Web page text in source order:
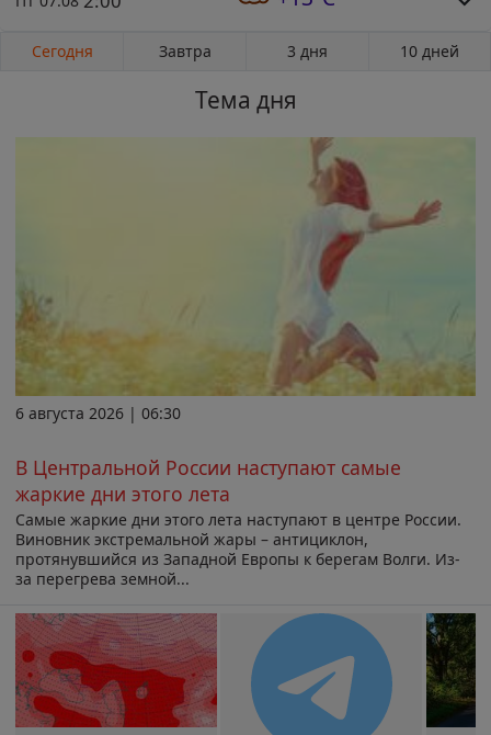
Сегодня Завтра 3 дня 10 дней
Тема дня
6 августа 2026 | 06:30
В Центральной России наступают самые
жаркие дни этого лета
Самые жаркие дни этого лета наступают в центре России.
Виновник экстремальной жары – антициклон,
протянувшийся из Западной Европы к берегам Волги. Из-
за перегрева земной...